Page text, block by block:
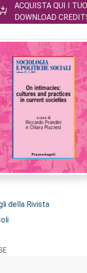
ACQUISTA QUI I
DOWNLOAD
della Rivista